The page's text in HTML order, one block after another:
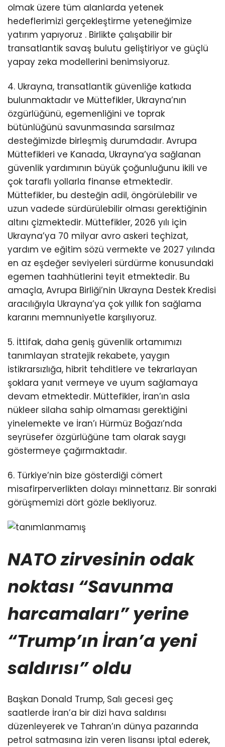
olmak üzere tüm alanlarda yetenek
hedeflerimizi gerçekleştirme yeteneğimize
yatırım yapıyoruz . Birlikte çalışabilir bir
transatlantik savaş bulutu geliştiriyor ve güçlü
yapay zeka modellerini benimsiyoruz.
4. Ukrayna, transatlantik güvenliğe katkıda
bulunmaktadır ve Müttefikler, Ukrayna’nın
özgürlüğünü, egemenliğini ve toprak
bütünlüğünü savunmasında sarsılmaz
desteğimizde birleşmiş durumdadır. Avrupa
Müttefikleri ve Kanada, Ukrayna’ya sağlanan
güvenlik yardımının büyük çoğunluğunu ikili ve
çok taraflı yollarla finanse etmektedir.
Müttefikler, bu desteğin adil, öngörülebilir ve
uzun vadede sürdürülebilir olması gerektiğinin
altını çizmektedir. Müttefikler, 2026 yılı için
Ukrayna’ya 70 milyar avro askeri teçhizat,
yardım ve eğitim sözü vermekte ve 2027 yılında
en az eşdeğer seviyeleri sürdürme konusundaki
egemen taahhütlerini teyit etmektedir. Bu
amaçla, Avrupa Birliği’nin Ukrayna Destek Kredisi
aracılığıyla Ukrayna’ya çok yıllık fon sağlama
kararını memnuniyetle karşılıyoruz.
5. İttifak, daha geniş güvenlik ortamımızı
tanımlayan stratejik rekabete, yaygın
istikrarsızlığa, hibrit tehditlere ve tekrarlayan
şoklara yanıt vermeye ve uyum sağlamaya
devam etmektedir. Müttefikler, İran’ın asla
nükleer silaha sahip olmaması gerektiğini
yinelemekte ve İran’ı Hürmüz Boğazı’nda
seyrüsefer özgürlüğüne tam olarak saygı
göstermeye çağırmaktadır.
6. Türkiye’nin bize gösterdiği cömert
misafirperverlikten dolayı minnettarız. Bir sonraki
görüşmemizi dört gözle bekliyoruz.
NATO zirvesinin odak
noktası “Savunma
harcamaları” yerine
“Trump’ın İran’a yeni
saldırısı” oldu
Başkan Donald Trump, Salı gecesi geç
saatlerde İran’a bir dizi hava saldırısı
düzenleyerek ve Tahran’ın dünya pazarında
petrol satmasına izin veren lisansı iptal ederek,